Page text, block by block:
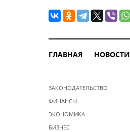
ГЛАВНАЯ НОВОСТИ
ЗАКОНОДАТЕЛЬСТВО
ФИНАНСЫ
ЭКОНОМИКА
БИЗНЕС